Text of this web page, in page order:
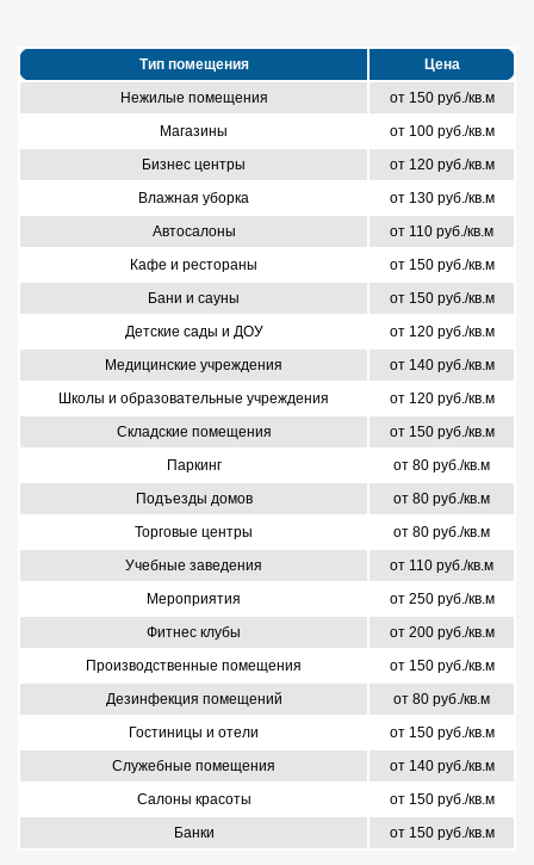
Тип помещения
Цена
Нежилые помещения
от 150 руб./кв.м
Магазины
от 100 руб./кв.м
Бизнес центры
от 120 руб./кв.м
Влажная уборка
от 130 руб./кв.м
Автосалоны
от 110 руб./кв.м
Кафе и рестораны
от 150 руб./кв.м
Бани и сауны
от 150 руб./кв.м
Детские сады и ДОУ
от 120 руб./кв.м
Медицинские учреждения
от 140 руб./кв.м
Школы и образовательные учреждения
от 120 руб./кв.м
Складские помещения
от 150 руб./кв.м
Паркинг
от 80 руб./кв.м
Подъезды домов
от 80 руб./кв.м
Торговые центры
от 80 руб./кв.м
Учебные заведения
от 110 руб./кв.м
Мероприятия
от 250 руб./кв.м
Фитнес клубы
от 200 руб./кв.м
Производственные помещения
от 150 руб./кв.м
Дезинфекция помещений
от 80 руб./кв.м
Гостиницы и отели
от 150 руб./кв.м
Служебные помещения
от 140 руб./кв.м
Салоны красоты
от 150 руб./кв.м
Банки
от 150 руб./кв.м